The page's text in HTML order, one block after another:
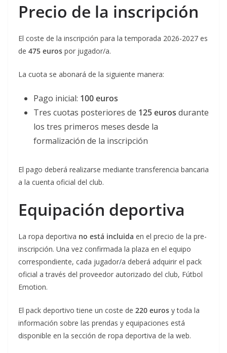
Precio de la inscripción
El coste de la inscripción para la temporada 2026-2027 es
de 475 euros por jugador/a.
La cuota se abonará de la siguiente manera:
Pago inicial: 100 euros
Tres cuotas posteriores de 125 euros durante
los tres primeros meses desde la
formalización de la inscripción
El pago deberá realizarse mediante transferencia bancaria
a la cuenta oficial del club.
Equipación deportiva
La ropa deportiva no está incluida en el precio de la pre-
inscripción. Una vez confirmada la plaza en el equipo
correspondiente, cada jugador/a deberá adquirir el pack
oficial a través del proveedor autorizado del club, Fútbol
Emotion.
El pack deportivo tiene un coste de 220 euros y toda la
información sobre las prendas y equipaciones está
disponible en la sección de ropa deportiva de la web.